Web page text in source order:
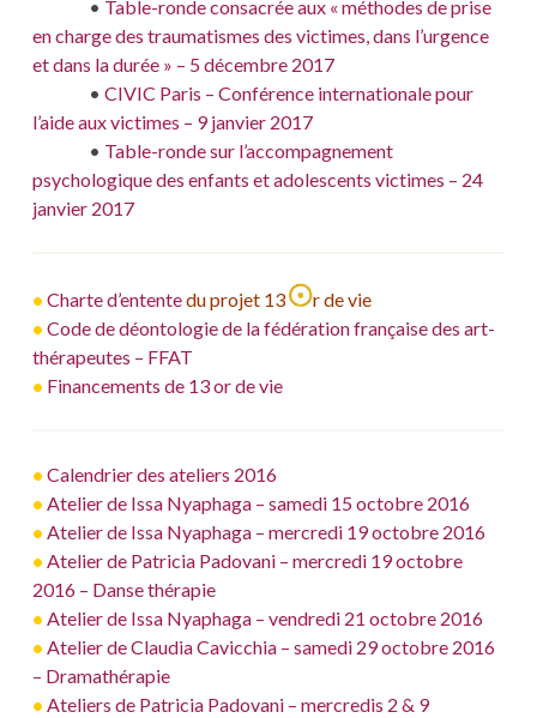
• Table-ronde consacrée aux « méthodes de prise
en charge des traumatismes des victimes, dans l’urgence
et dans la durée » – 5 décembre 2017
• CIVIC Paris – Conférence internationale pour
l’aide aux victimes – 9 janvier 2017
• Table-ronde sur l’accompagnement
psychologique des enfants et adolescents victimes – 24
janvier 2017
• Charte d’ententedu projet 13
r de vie
• Code de déontologie de la fédération française des art-
thérapeutes – FFAT
• Financements de 13 or de vie
• Calendrier des ateliers 2016
• Atelier de Issa Nyaphaga – samedi 15 octobre 2016
• Atelier de Issa Nyaphaga – mercredi 19 octobre 2016
• Atelier de Patricia Padovani – mercredi 19 octobre
2016 – Danse thérapie
• Atelier de Issa Nyaphaga – vendredi 21 octobre 2016
• Atelier de Claudia Cavicchia – samedi 29 octobre 2016
– Dramathérapie
• Ateliers de Patricia Padovani – mercredis 2 & 9